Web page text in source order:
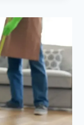
خادمات
بنظام
الساعات
أم
القيوين